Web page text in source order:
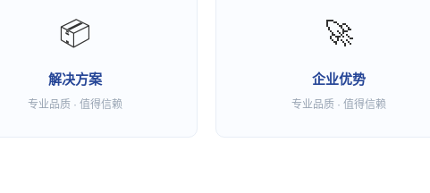
📦
解决方案
专业品质 · 值得信赖
🚀
企业优势
专业品质 · 值得信赖